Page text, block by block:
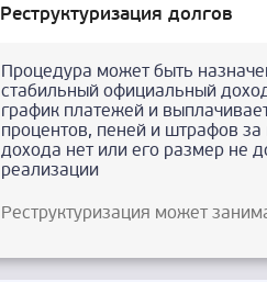
Реструктуризация долгов
Процедура может быть
стабильный официальный
график платежей и
процентов, пеней и штрафов
дохода нет или его размер не
реализации
Реструктуризация может